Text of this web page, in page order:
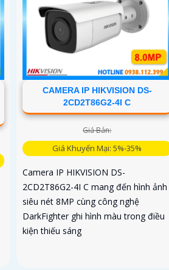
CAMERA IP HIKVISION DS-
2CD2T86G2-4I C
Giá Bán:
Giá Khuyến Mại: 5%-35%
Camera IP HIKVISION DS-
2CD2T86G2-4I C mang đến hình ảnh
siêu nét 8MP cùng công nghệ
DarkFighter ghi hình màu trong điều
kiện thiếu sáng